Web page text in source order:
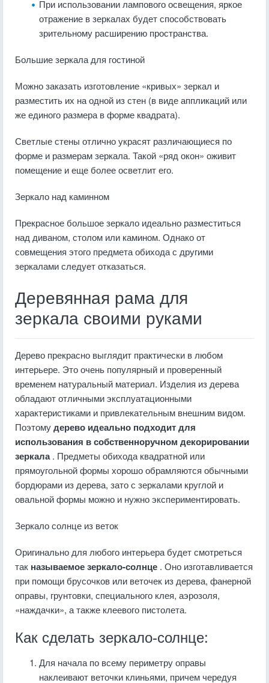
При использовании лампового освещения, яркое
отражение в зеркалах будет способствовать
зрительному расширению пространства.
Большие зеркала для гостиной
Можно заказать изготовление «кривых» зеркал и
разместить их на одной из стен (в виде аппликаций или
же единого размера в форме квадрата).
Светлые стены отлично украсят различающиеся по
форме и размерам зеркала. Такой «ряд окон» оживит
помещение и еще более осветлит его.
Зеркало над каминном
Прекрасное большое зеркало идеально разместиться
над диваном, столом или камином. Однако от
совмещения этого предмета обихода с другими
зеркалами следует отказаться.
Деревянная рама для
зеркала своими руками
Дерево прекрасно выглядит практически в любом
интерьере. Это очень популярный и проверенный
временем натуральный материал. Изделия из дерева
обладают отличными эксплуатационными
характеристиками и привлекательным внешним видом.
Поэтомудерево идеально подходит для
использования в собственноручном декорировании
зеркала. Предметы обихода квадратной или
прямоугольной формы хорошо обрамляются обычными
бордюрами из дерева, зато с зеркалами круглой и
овальной формы можно и нужно экспериментировать.
Зеркало солнце из веток
Оригинально для любого интерьера будет смотреться
так называемое зеркало-солнце . Оно изготавливается
при помощи брусочков или веточек из дерева, фанерной
оправы, грунтовки, специального клея, аэрозоля,
«наждачки», а также клеевого пистолета.
Как сделать зеркало-солнце:
Для начала по всему периметру оправы
наклеивают веточки клиньями, причем чередуя